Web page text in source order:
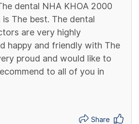
dental NHA KHOA 2000
is The best. The dental
are very highly
happy and friendly with The
proud and would like to
to all of you in
Share